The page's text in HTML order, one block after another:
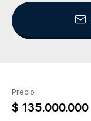
Precio
$ 135.000.000